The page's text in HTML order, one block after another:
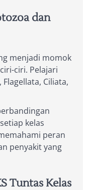
dan
menjadi momok
ciri. Pelajari
Ciliata,
kelas
peran
penyakit yang
Tuntas Kelas